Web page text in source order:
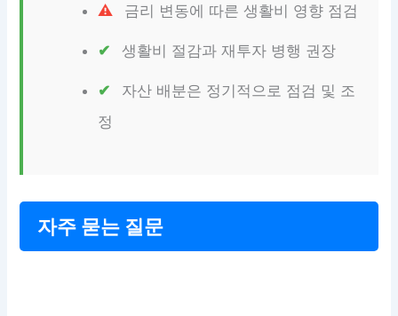
금리 변동에 따른 생활비 영향 점검
생활비 절감과 재투자 병행 권장
자산 배분은 정기적으로 점검 및 조
정
자주 묻는 질문